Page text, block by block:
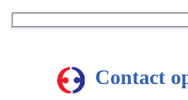
Contact